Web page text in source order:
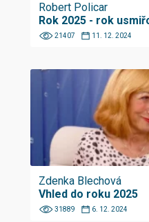
Robert Policar
Rok 2025 - rok
21407 11. 12. 2024
Zdenka Blechová
Vhled do roku 2025
31889 6. 12. 2024